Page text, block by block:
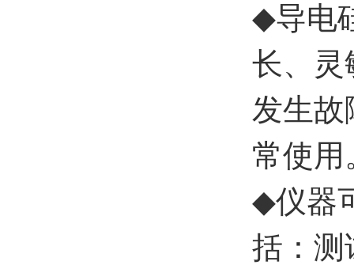
◆导电
长、灵
发生故
常使用
◆仪器
括：测